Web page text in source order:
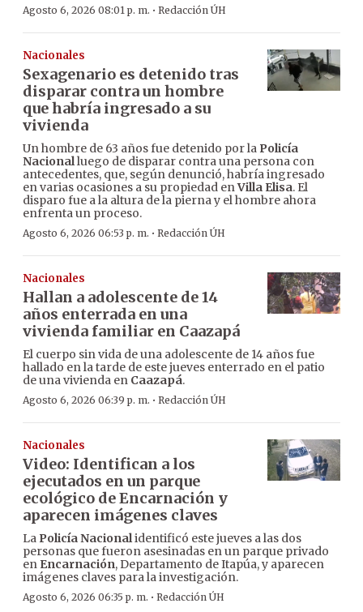
Agosto 6, 2026 08:01 p. m. · Redacción ÚH
Nacionales
Sexagenario es detenido tras
disparar contra un hombre
que habría ingresado a su
vivienda
Un hombre de 63 años fue detenido por la Policía
Nacionalluego de disparar contra una persona con
antecedentes, que, según denunció, habría ingresado
en varias ocasiones a su propiedad enVilla Elisa. El
disparo fue a la altura de la pierna y el hombre ahora
enfrenta un proceso.
Agosto 6, 2026 06:53 p. m. · Redacción ÚH
Nacionales
Hallan a adolescente de 14
años enterrada en una
vivienda familiar en Caazapá
El cuerpo sin vida de una adolescente de 14 años fue
hallado en la tarde de este jueves enterrado en el patio
de una vivienda en Caazapá.
Agosto 6, 2026 06:39 p. m. · Redacción ÚH
Nacionales
Video: Identifican a los
ejecutados en un parque
ecológico de Encarnación y
aparecen imágenes claves
La Policía Nacionalidentificó este jueves a las dos
personas que fueron asesinadas en un parque privado
en Encarnación, Departamento de Itapúa, y aparecen
imágenes claves para la investigación.
Agosto 6, 2026 06:35 p. m. · Redacción ÚH